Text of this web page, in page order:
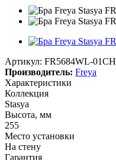
Артикул: FR5684WL-01CH
Производитель: Freya
Характеристики
Коллекция
Stasya
Высота, мм
255
Место установки
На стену
Гарантия